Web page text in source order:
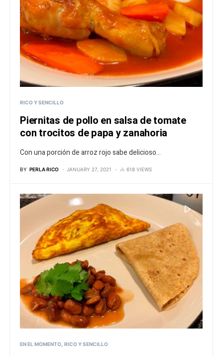
RICO Y SENCILLO
Piernitas de pollo en salsa de tomate
con trocitos de papa y zanahoria
Con una porción de arroz rojo sabe delicioso...
BY PERLA RICO JANUARY 27, 2021 618 VIEWS
EN EL MOMENTO RICO Y SENCILLO